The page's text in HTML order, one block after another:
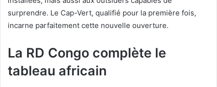
surprendre. Le Cap-Vert, qualifié pour la première fois,
incarne parfaitement cette nouvelle ouverture.
La RD Congo complète le
tableau africain